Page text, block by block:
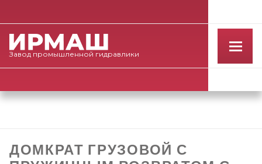
Завод промышленной гидравлики
ДОМКРАТ ГРУЗОВОЙ С